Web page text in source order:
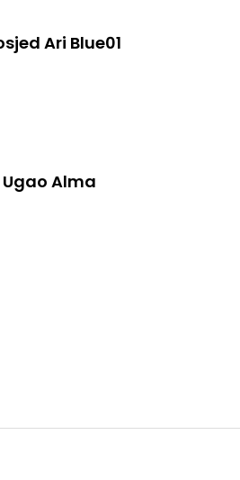
Ari Blue01
Ugao Alma